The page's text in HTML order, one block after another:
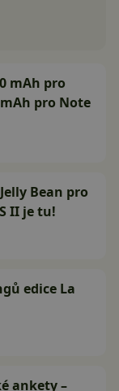
mAh pro
pro Note
Bean pro
II je tu!
edice La
ankety –